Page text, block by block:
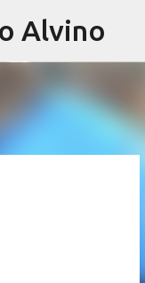
Alvino